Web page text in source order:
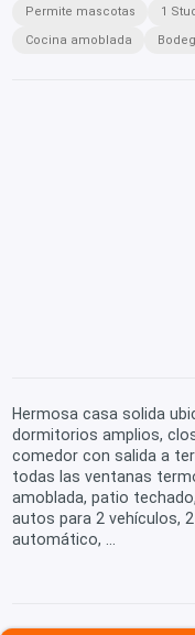
Permite mascotas 1
Cocina amoblada
Hermosa casa solida
dormitorios amplios,
comedor con salida a
todas las ventanas
amoblada, patio
autos para 2 vehículos,
automático, ...